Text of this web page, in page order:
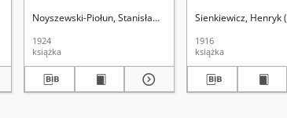
Noyszewski-Piołun, Stanisław (1891-1941)
1924
książka
Sienkiewicz, Henryk
1916
książka